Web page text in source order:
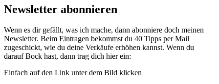
Newsletter abonnieren
Wenn es dir gefällt, was ich mache, dann abonniere doch meinen
Newsletter. Beim Eintragen bekommst du 40 Tipps per Mail
zugeschickt, wie du deine Verkäufe erhöhen kannst. Wenn du
darauf Bock hast, dann trag dich hier ein:
Einfach auf den Link unter dem Bild klicken